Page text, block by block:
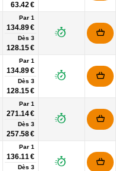
63.42 €
Par 1
134.89 €
Dès 3
128.15 €
Par 1
134.89 €
Dès 3
128.15 €
Par 1
271.14 €
Dès 3
257.58 €
Par 1
136.11 €
Dès 3